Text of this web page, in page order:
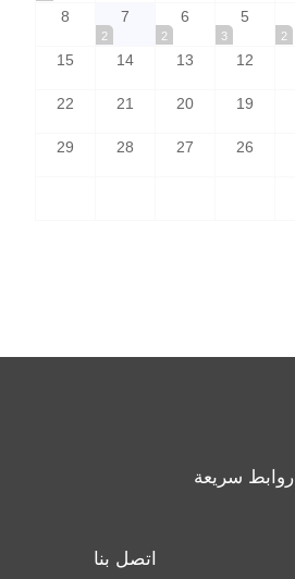
2
5
3
6
2
7
2
8
12
13
14
15
19
20
21
22
26
27
28
29
روابط سريعة
اتصل بنا